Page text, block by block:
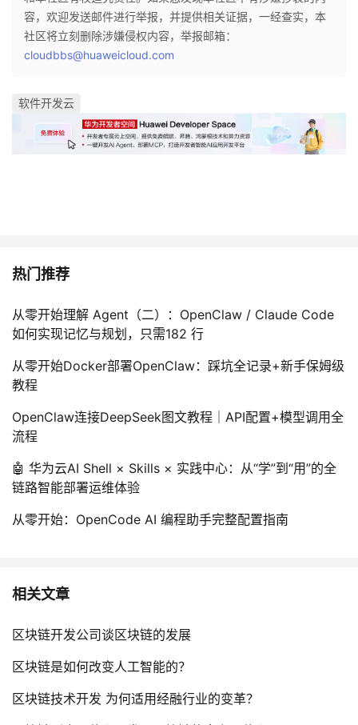
证
实
验
的
收
持
建
议
容，欢迎发送邮件进行举报，并提供相关证据，一经查实，本
社区将立刻删除涉嫌侵权内容，举报邮箱：
cloudbbs@huaweicloud.com
软件开发云
热门推荐
从零开始理解 Agent（二）：OpenClaw / Claude Code
如何实现记忆与规划，只需182 行
从零开始Docker部署OpenClaw：踩坑全记录+新手保姆级
教程
OpenClaw连接DeepSeek图文教程｜API配置+模型调用全
流程
🤖 华为云AI Shell × Skills × 实践中心：从“学”到“用”的全
链路智能部署运维体验
从零开始：OpenCode AI 编程助手完整配置指南
相关文章
区块链开发公司谈区块链的发展
区块链是如何改变人工智能的？
区块链技术开发 为何适用经融行业的变革？